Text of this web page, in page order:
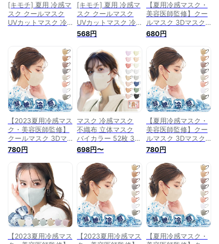
[キモチ] 夏用 冷感マ
スク クールマスク
UVカットマスク 冷
スク 立体マスク 20
枚 バイカラー 瞬間
冷感 超絶冷感 立体
マスク 冷感マスク
不織布 立体 顔にフ
ィット不織布 立体
不織布マスク 血色マ
スク カラーマスク
くちばし マスク 使
い捨て 小顔 チーク
マスク おしゃれ 小
顔マスク (3D冷感オ
ールドレース)
[キモチ] 夏用 冷感マ
スク クールマスク
UVカットマスク 冷
感不織布マスク ひん
やりマスク 涼しいマ
スク 立体マスク 20
枚 バイカラー 瞬間
冷感 超絶冷感 立体
マスク 冷感マスク
不織布 立体 顔にフ
ィット不織布 立体
不織布マスク 血色マ
スク カラーマスク
くちばし マスク 使
い捨て 小顔 チーク
マスク おしゃれ 小
顔マスク (3D冷感グ
レージュ)
568円
【夏用冷感マスク・
美容医師監修】クー
ルマスク 3Dマスク
接触冷感マスク ひん
やりマスク 涼しいマ
スク 立体マスク 20
枚(10枚×2パック) 涼
しいマスク 瞬間冷感
超絶冷感 3Dマスク
立体マスク 3D マス
ク 不織布 立体 不織
布マスク 血色マスク
カラーマスク くちば
し マスク 使い捨て
小顔 チークマスク
おしゃれ 耳が痛くな
らない 小顔マスク
曇らない (3D冷感-オ
ールドレース)
680円
【2023夏用冷感マス
ク・美容医師監修】
クールマスク 3Dマ
スク ひんやりマスク
涼しいマスク 立体マ
スク 20枚(10枚×2パ
ック) 【流行りのバ
イカラー】【カケン
テスト済】涼しいマ
スク 瞬間冷感 超絶
冷感 3Dマスク 立体
マスク 顔にフィット
3D マスク 不織布 立
体 不織布マスク 血
780円
マスク 冷感マスク
不織布 立体マスク
バイカラー 52枚 3層
構造マスク 不織布
マスク 血色マスク
不織布マスク カラー
立体 マスク 使い捨
て 小顔 バイカラー
マスク ひんやり
698円〜
【夏用冷感マスク・
美容医師監修】クー
ルマスク 3Dマスク
接触冷感マスク ひん
やりマスク 涼しいマ
スク 立体マスク 20
枚(10枚×2パック) 涼
しいマスク 瞬間冷感
超絶冷感 3Dマスク
立体マスク 3D マス
ク 不織布 立体 不織
布マスク 血色マスク
カラーマスク くちば
し マスク 使い捨て
780円
【2023夏用冷感マス
【2023夏用冷感マス
【夏用冷感マスク・